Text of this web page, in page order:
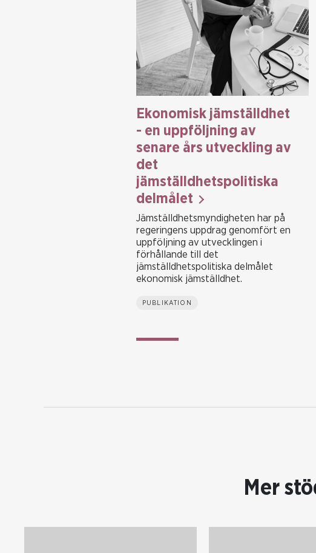
Ekonomisk jämställdhet
- en uppföljning av
senare års utveckling av
det
jämställdhetspolitiska
delmålet
Jämställdhetsmyndigheten har på
regeringens uppdrag genomfört en
uppföljning av utvecklingen i
förhållande till det
jämställdhetspolitiska delmålet
ekonomisk jämställdhet.
PUBLIKATION
Mer